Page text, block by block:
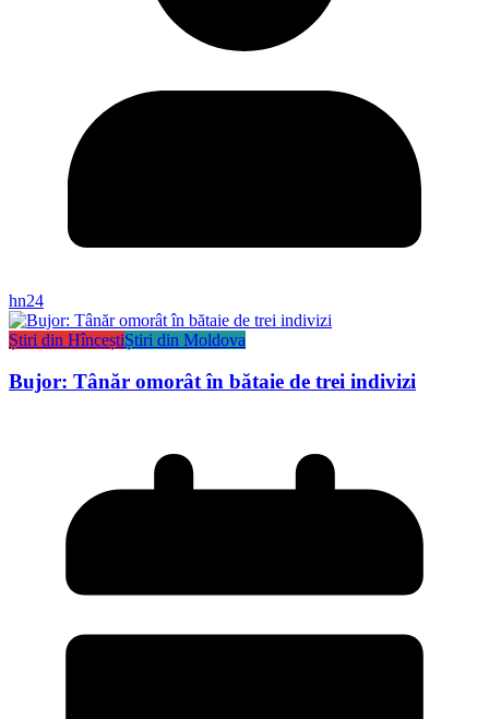
hn24
Știri din HînceștiȘtiri din Moldova
Bujor: Tânăr omorât în bătaie de trei indivizi